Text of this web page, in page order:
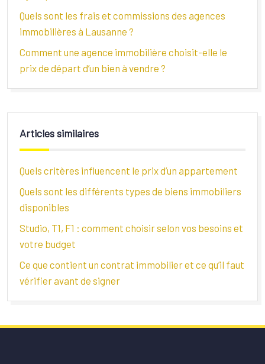
Quels sont les frais et commissions des agences
immobilières à Lausanne ?
Comment une agence immobilière choisit-elle le
prix de départ d’un bien à vendre ?
Articles similaires
Quels critères influencent le prix d’un appartement
Quels sont les différents types de biens immobiliers
disponibles
Studio, T1, F1 : comment choisir selon vos besoins et
votre budget
Ce que contient un contrat immobilier et ce qu’il faut
vérifier avant de signer